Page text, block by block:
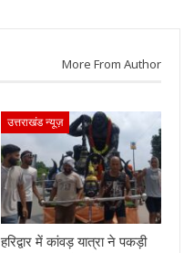
More From Author
उत्तराखंड न्यूज़
हरिद्वार में कांवड़ यात्रा ने पकड़ी